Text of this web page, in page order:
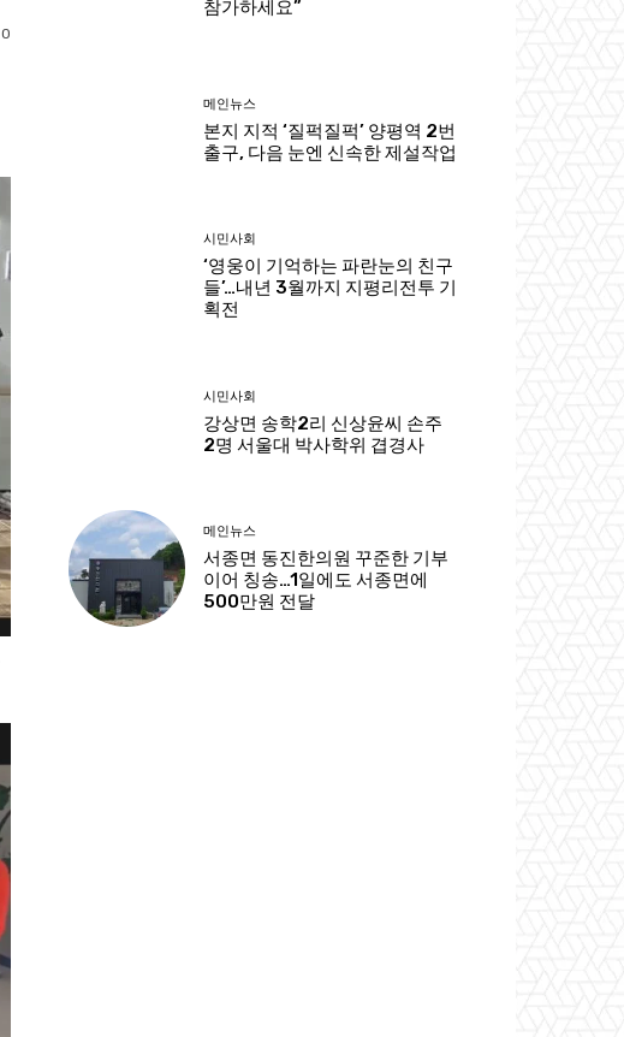
0
참가하세요”
메인뉴스
본지 지적 ‘질퍽질퍽’ 양평역 2번
출구, 다음 눈엔 신속한 제설작업
시민사회
‘영웅이 기억하는 파란눈의 친구
들’…내년 3월까지 지평리전투 기
획전
시민사회
강상면 송학2리 신상윤씨 손주
2명 서울대 박사학위 겹경사
메인뉴스
서종면 동진한의원 꾸준한 기부
이어 칭송…1일에도 서종면에
500만원 전달